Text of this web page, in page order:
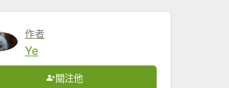
作者
Ye
關注他